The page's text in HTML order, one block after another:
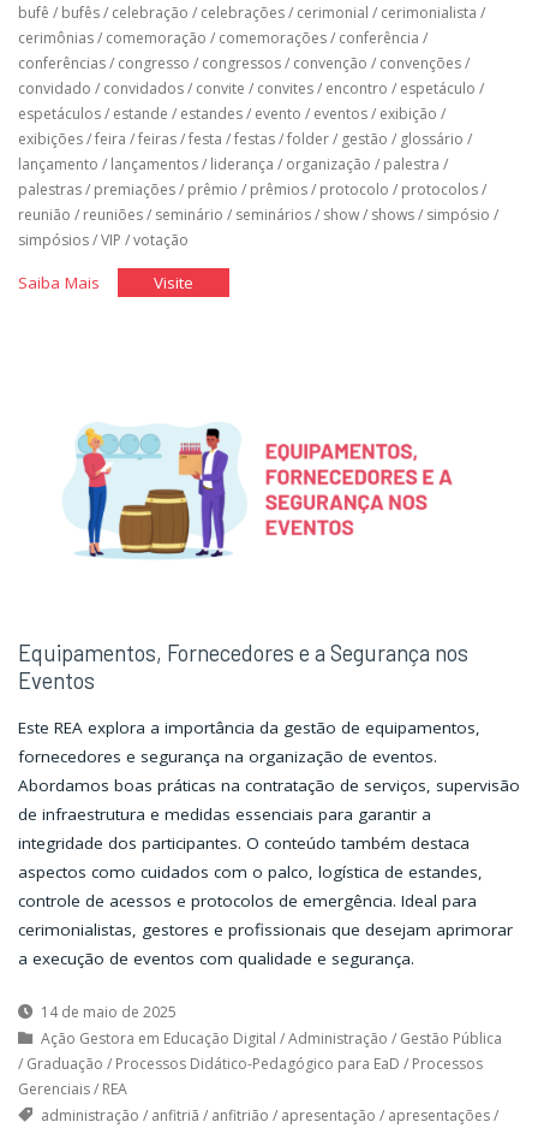
bufê / bufês/ celebração / celebrações/ cerimonial / cerimonialista /
cerimônias/ comemoração / comemorações/ conferência /
conferências/ congresso / congressos/ convenção / convenções/
convidado / convidados/ convite / convites/ encontro / espetáculo /
espetáculos/ estande / estandes/ evento / eventos/ exibição /
exibições/feira /feiras/festa /festas/folder/ gestão / glossário /
lançamento / lançamentos/ liderança / organização / palestra /
palestras/ premiações/ prêmio / prêmios/ protocolo / protocolos/
reunião / reuniões/ seminário / seminários/ show/ shows/ simpósio /
simpósios/VIP /votação
Saiba Mais"GlossárioVisite"Glossário
Equipamentos, Fornecedores e a Segurança nos
Eventos
Este REA explora a importância da gestão de equipamentos,
fornecedores e segurança na organização de eventos.
Abordamos boas práticas na contratação de serviços, supervisão
de infraestrutura e medidas essenciais para garantir a
integridade dos participantes. O conteúdo também destaca
aspectos como cuidados com o palco, logística de estandes,
controle de acessos e protocolos de emergência. Ideal para
cerimonialistas, gestores e profissionais que desejam aprimorar
a execução de eventos com qualidade e segurança.
14 de maio de 2025
Ação Gestora em Educação Digital /Administração / Gestão Pública
/ Graduação / Processos Didático-Pedagógico para EaD / Processos
Gerenciais/ REA
administração / anfitriã / anfitrião / apresentação / apresentações/